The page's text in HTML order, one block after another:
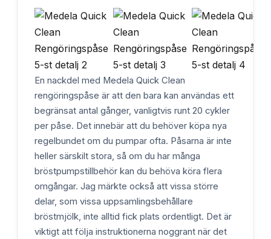
En nackdel med Medela Quick Clean
rengöringspåse är att den bara kan användas ett
begränsat antal gånger, vanligtvis runt 20 cykler
per påse. Det innebär att du behöver köpa nya
regelbundet om du pumpar ofta. Påsarna är inte
heller särskilt stora, så om du har många
bröstpumpstillbehör kan du behöva köra flera
omgångar. Jag märkte också att vissa större
delar, som vissa uppsamlingsbehållare
bröstmjölk, inte alltid fick plats ordentligt. Det är
viktigt att följa instruktionerna noggrant när det